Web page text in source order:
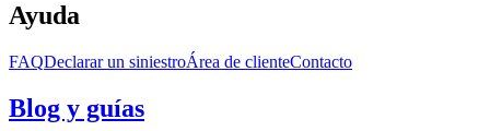
Ayuda
FAQDeclarar un siniestroÁrea de clienteContacto
Blog y guías